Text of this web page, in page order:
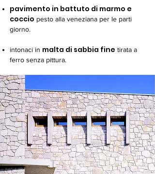
pavimento in battuto di marmo e
coccio pesto alla veneziana per le parti
giorno.
intonaci in malta di sabbia fine tirata a
ferro senza pittura.